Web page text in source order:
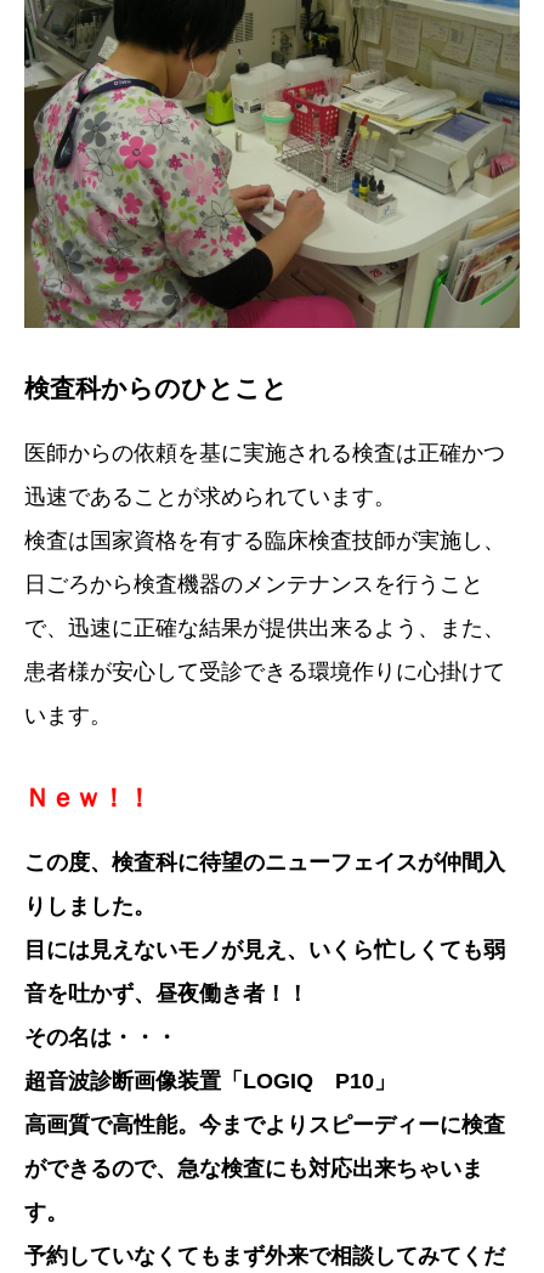
検査科からのひとこと
医師からの依頼を基に実施される検査は正確かつ
迅速であることが求められています。
検査は国家資格を有する臨床検査技師が実施し、
日ごろから検査機器のメンテナンスを行うこと
で、迅速に正確な結果が提供出来るよう、また、
患者様が安心して受診できる環境作りに心掛けて
います。
Ｎｅｗ！！
この度、検査科に待望のニューフェイスが仲間入
りしました。
目には見えないモノが見え、いくら忙しくても弱
音を吐かず、昼夜働き者！！
その名は・・・
超音波診断画像装置「LOGIQ P10」
高画質で高性能。今までよりスピーディーに検査
ができるので、急な検査にも対応出来ちゃいま
す。
予約していなくてもまず外来で相談してみてくだ